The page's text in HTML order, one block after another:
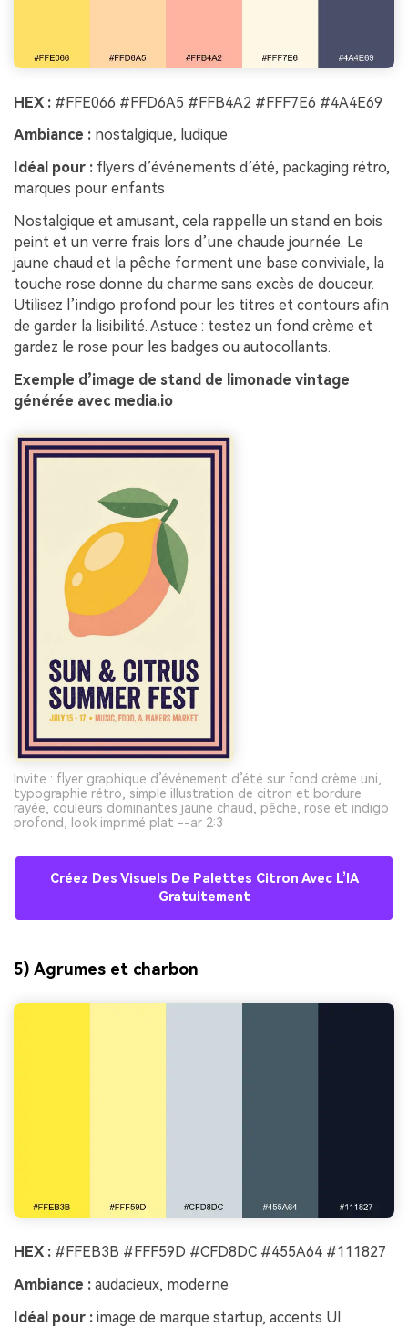
HEX : #FFE066 #FFD6A5 #FFB4A2 #FFF7E6 #4A4E69
Ambiance : nostalgique, ludique
Idéal pour : flyers d’événements d’été, packaging rétro,
marques pour enfants
Nostalgique et amusant, cela rappelle un stand en bois
peint et un verre frais lors d’une chaude journée. Le
jaune chaud et la pêche forment une base conviviale, la
touche rose donne du charme sans excès de douceur.
Utilisez l’indigo profond pour les titres et contours afin
de garder la lisibilité. Astuce : testez un fond crème et
gardez le rose pour les badges ou autocollants.
Exemple d’image de stand de limonade vintage
générée avec media.io
Invite : flyer graphique d’événement d’été sur fond crème uni,
typographie rétro, simple illustration de citron et bordure
rayée, couleurs dominantes jaune chaud, pêche, rose et indigo
profond, look imprimé plat --ar 2:3
Créez Des Visuels De Palettes Citron Avec L’IA
Gratuitement
5) Agrumes et charbon
HEX : #FFEB3B #FFF59D #CFD8DC #455A64 #111827
Ambiance : audacieux, moderne
Idéal pour : image de marque startup, accents UI